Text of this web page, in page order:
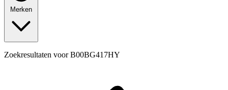
Merken
Zoekresultaten voorB00BG417HY